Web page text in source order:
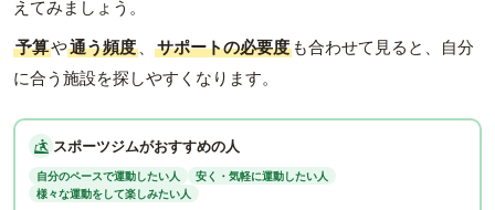
えてみましょう。
予算や通う頻度 、 サポートの必要度 も合わせて見ると、自分
に合う施設を探しやすくなります。
スポーツジムがおすすめの人
自分のペースで運動したい人
安く・気軽に運動したい人
様々な運動をして楽しみたい人